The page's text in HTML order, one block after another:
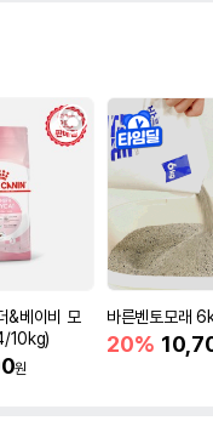
&베이비 모
10kg)
원
바른벤토모래
20%